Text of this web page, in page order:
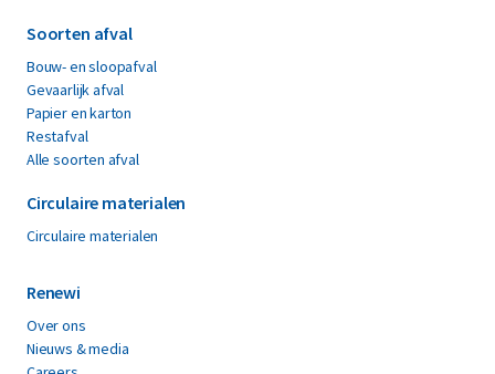
Soorten afval
Bouw- en sloopafval
Gevaarlijk afval
Papier en karton
Restafval
Alle soorten afval
Circulaire materialen
Circulaire materialen
Renewi
Over ons
Nieuws & media